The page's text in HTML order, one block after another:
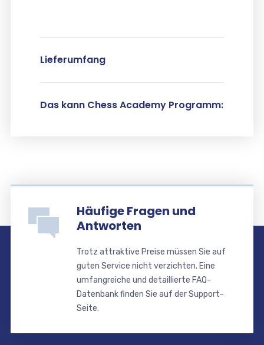
Lieferumfang
Das kann Chess Academy Programm:
Häufige Fragen und
Antworten
Trotz attraktive Preise müssen Sie auf
guten Service nicht verzichten. Eine
umfangreiche und detaillierte FAQ-
Datenbank finden Sie auf der Support-
Seite.